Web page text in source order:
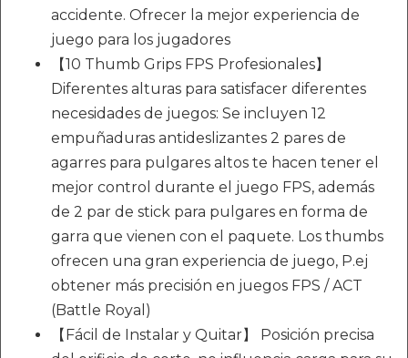
accidente. Ofrecer la mejor experiencia de
juego para los jugadores
【10 Thumb Grips FPS Profesionales】
Diferentes alturas para satisfacer diferentes
necesidades de juegos: Se incluyen 12
empuñaduras antideslizantes 2 pares de
agarres para pulgares altos te hacen tener el
mejor control durante el juego FPS, además
de 2 par de stick para pulgares en forma de
garra que vienen con el paquete. Los thumbs
ofrecen una gran experiencia de juego, P.ej
obtener más precisión en juegos FPS / ACT
(Battle Royal)
【Fácil de Instalar y Quitar】 Posición precisa